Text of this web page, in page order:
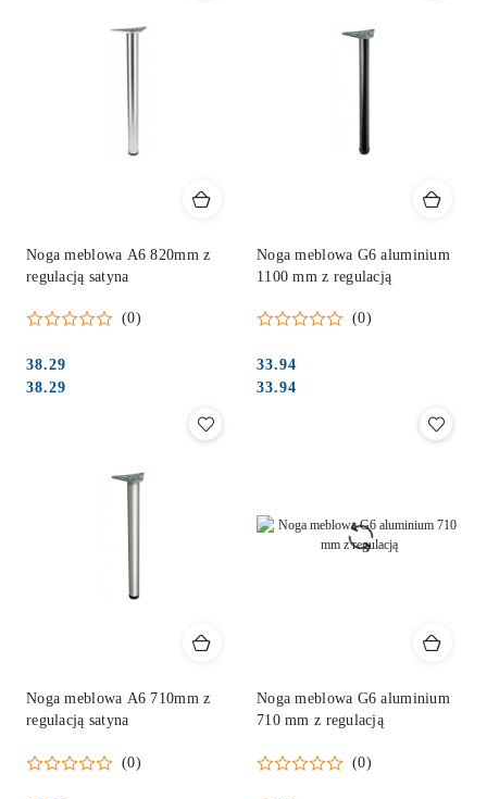
Noga meblowa A6 820mm z
regulacją satyna
(0)
Cena:
38.29
Cena:
38.29
Noga meblowa G6 aluminium
1100 mm z regulacją
(0)
Cena:
33.94
Cena:
33.94
Noga meblowa A6 710mm z
regulacją satyna
(0)
Noga meblowa G6 aluminium
710 mm z regulacją
(0)